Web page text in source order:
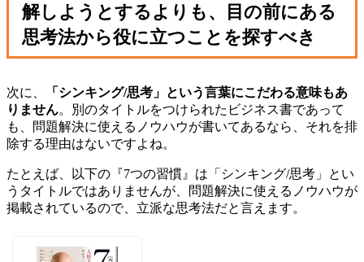
解しようとするよりも、目の前にある
思考法から役に立つことを探すべき
次に、
「シンキング/思考」という言葉にこだわる意味もあ
りません。別のタイトルをつけられたビジネス書であって
も、問題解決に使えるノウハウが書いてあるなら、それを排
除する理由はないですよね。
たとえば、以下の『7つの習慣』は「シンキング/思考」とい
うタイトルではありませんが、問題解決に使えるノウハウが
掲載されているので、立派な思考法だと言えます。